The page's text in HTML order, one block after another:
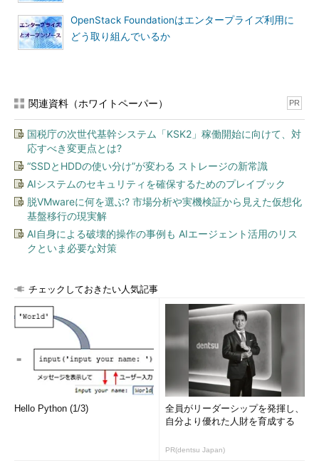
NTTデータは2016年6月、Hadoopに関連して、データ収集基
盤ソフトウェアFluentdのサポートサービスを開始したと発表し
た。「これで初めて、データ収集の課題に手を打つことができ
NTTデータのシステム技術本部 方式技術部 課長、
ンジニアで、Fluentdのコミッター、田籠聡氏
プンソースソフトウェアの1つで、トレジャーデータに在籍する
クチャが特徴で、Hadoop以外にも多様なデータ転送元および転
送先に対応できるという。同様なオープンソースソフトウェアと
しては、Flume、Logstashなどがある。
では、Flume、Logstashといった競合となるオープンソースソ
フトウェアがある中で、なぜNTTデータはFluendを選んだのか。
下垣氏は、Fluentdが導入の容易さと機能の拡張性を兼ね備え
OpenStack Foundationはエンタープライズ利用に
どう取り組んでいるか
関連資料（ホワイトペーパー） PR
国税庁の次世代基幹システム「KSK2」稼働開始に向けて、対
応すべき変更点とは?
“SSDとHDDの使い分け”が変わる ストレージの新常識
AIシステムのセキュリティを確保するためのプレイブック
脱VMwareに何を選ぶ? 市場分析や実機検証から見えた仮想化
基盤移行の現実解
AI自身による破壊的操作の事例も AIエージェント活用のリス
クといま必要な対策
チェックしておきたい人気記事
Hello Python (1/3)
全員がリーダーシップを発揮し、
自分より優れた人財を育成する
PR(dentsu Japan)